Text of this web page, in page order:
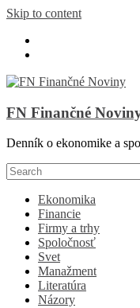
Skip to content
FN Finančné
Denník o ekonomike a
Ekonomika
Financie
Firmy a trhy
Spoločnosť
Svet
Manažment
Literatúra
Názory